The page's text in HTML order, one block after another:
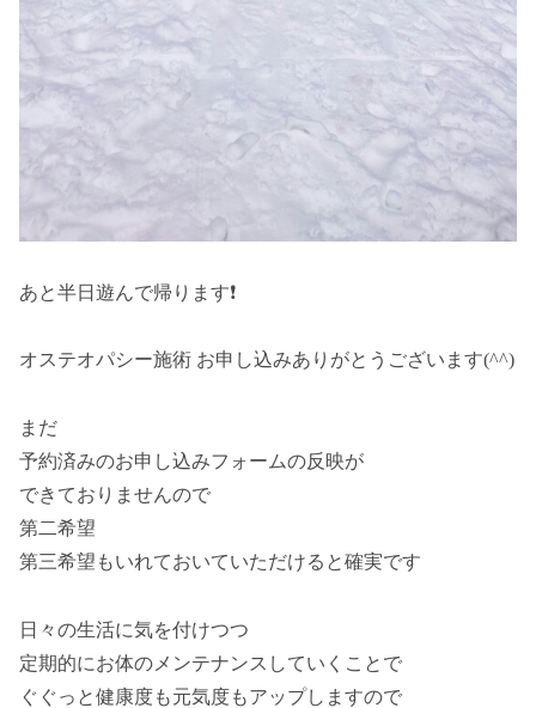
あと半日遊んで帰ります❗
オステオパシー施術 お申し込みありがとうございます(^^)
まだ
予約済みのお申し込みフォームの反映が
できておりませんので
第二希望
第三希望もいれておいていただけると確実です
日々の生活に気を付けつつ
定期的にお体のメンテナンスしていくことで
ぐぐっと健康度も元気度もアップしますので